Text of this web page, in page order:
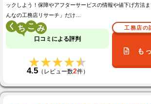
ックしよう！保障やアフターサービスの情報や値下げ方法
んなの工務店リサーチ」だけ…
く こ
口コミによる評判
★★★★★
★★★★★
4.5（レビュー数2件）
工務店の
も